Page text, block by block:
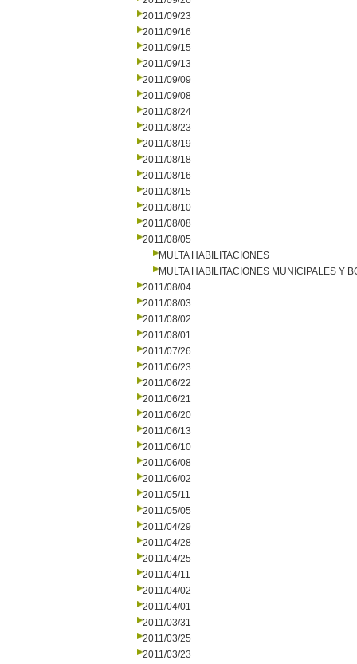
2011/09/23
2011/09/16
2011/09/15
2011/09/13
2011/09/09
2011/09/08
2011/08/24
2011/08/23
2011/08/19
2011/08/18
2011/08/16
2011/08/15
2011/08/10
2011/08/08
2011/08/05
MULTA HABILITACIONES
MULTA HABILITACIONES MUNICIPALES Y
2011/08/04
2011/08/03
2011/08/02
2011/08/01
2011/07/26
2011/06/23
2011/06/22
2011/06/21
2011/06/20
2011/06/13
2011/06/10
2011/06/08
2011/06/02
2011/05/11
2011/05/05
2011/04/29
2011/04/28
2011/04/25
2011/04/11
2011/04/02
2011/04/01
2011/03/31
2011/03/25
2011/03/23